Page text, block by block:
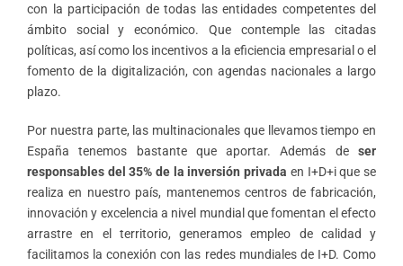
con la participación de todas las entidades competentes del
ámbito social y económico. Que contemple las citadas
políticas, así como los incentivos a la eficiencia empresarial o el
fomento de la digitalización, con agendas nacionales a largo
plazo.
Por nuestra parte, las multinacionales que llevamos tiempo en
España tenemos bastante que aportar. Además de ser
responsables del 35% de la inversión privada en I+D+i que se
realiza en nuestro país, mantenemos centros de fabricación,
innovación y excelencia a nivel mundial que fomentan el efecto
arrastre en el territorio, generamos empleo de calidad y
facilitamos la conexión con las redes mundiales de I+D. Como